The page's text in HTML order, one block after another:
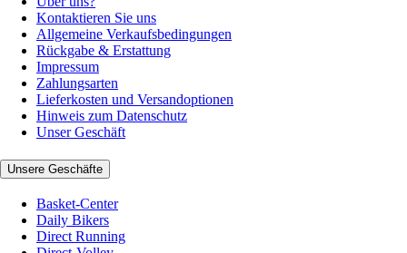
Kontaktieren Sie uns
Allgemeine Verkaufsbedingungen
Rückgabe & Erstattung
Impressum
Zahlungsarten
Lieferkosten und Versandoptionen
Hinweis zum Datenschutz
Unser Geschäft
Unsere Geschäfte
Basket-Center
Daily Bikers
Direct Running